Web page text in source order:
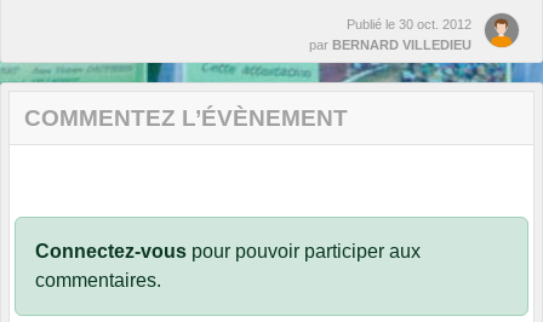
Publié le 30 oct. 2012
par BERNARD VILLEDIEU
COMMENTEZ L’ÉVÈNEMENT
Connectez-vous pour pouvoir participer aux
commentaires.